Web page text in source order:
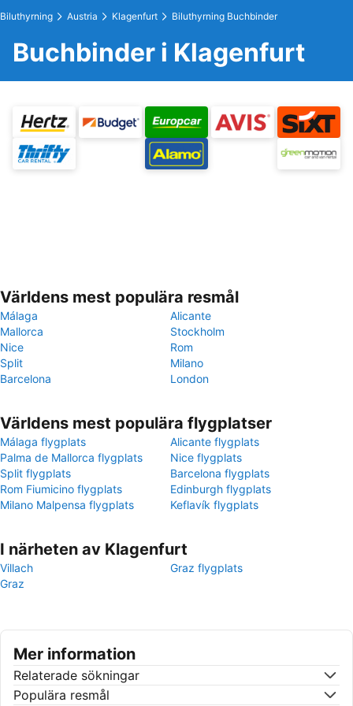
Biluthyrning Austria Klagenfurt Biluthyrning Buchbinder
Buchbinder i Klagenfurt
Världens mest populära resmål
Málaga
Alicante
Mallorca
Stockholm
Nice
Rom
Split
Milano
Barcelona
London
Världens mest populära flygplatser
Málaga flygplats
Alicante flygplats
Palma de Mallorca flygplats
Nice flygplats
Split flygplats
Barcelona flygplats
Rom Fiumicino flygplats
Edinburgh flygplats
Milano Malpensa flygplats
Keflavík flygplats
I närheten av Klagenfurt
Villach
Graz flygplats
Graz
Mer information
Relaterade sökningar
Populära resmål